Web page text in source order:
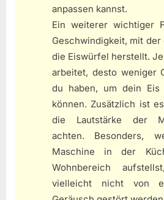
anpassen kannst.
Ein weiterer wichtiger
Geschwindigkeit, mit der
die Eiswürfel herstellt.
arbeitet, desto weniger
du haben, um dein Eis
können. Zusätzlich ist
die Lautstärke der
achten. Besonders,
Maschine in der
Wohnbereich
vielleicht nicht von